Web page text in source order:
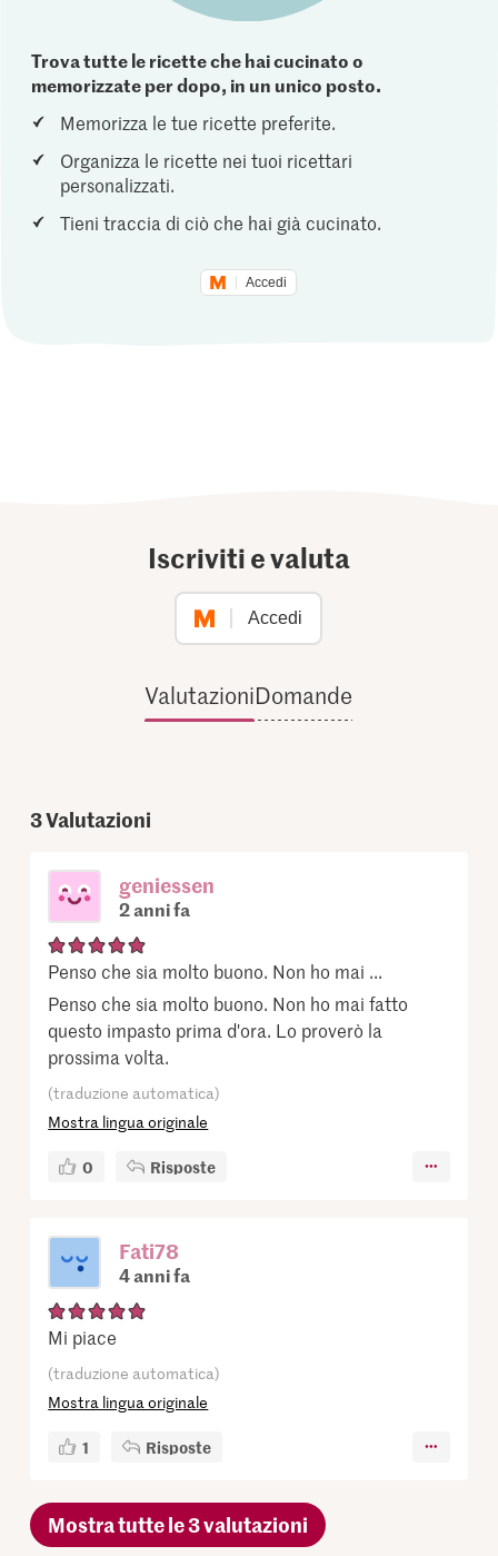
Trova tutte le ricette che hai cucinato o
memorizzate per dopo, in un unico posto.
Memorizza le tue ricette preferite.
Organizza le ricette nei tuoi ricettari
personalizzati.
Tieni traccia di ciò che hai già cucinato.
Accedi
Iscriviti e valuta
Accedi
ValutazioniDomande
3Valutazioni
geniessen
2 anni fa
Penso che sia molto buono. Non ho mai ...
Penso che sia molto buono. Non ho mai fatto
questo impasto prima d'ora. Lo proverò la
prossima volta.
(traduzione automatica)
Mostra lingua originale
0 Risposte
Fati78
4 anni fa
Mi piace
(traduzione automatica)
Mostra lingua originale
1 Risposte
Mostra tutte le 3 valutazioni